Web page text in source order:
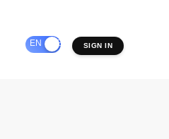
EN ES SIGN IN